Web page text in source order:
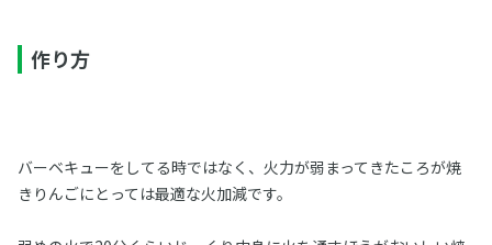
作り方
バーベキューをしてる時ではなく、火力が弱まってきたころが焼
きりんごにとっては最適な火加減です。